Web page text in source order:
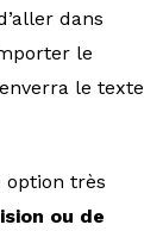
dans
le
le texte
option très
ou de